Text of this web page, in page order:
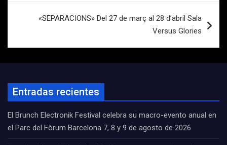
«SEPARACIONS» Del 27 de març al 28 d’abril Sala
Versus Glories
Entradas recientes
El Brunch Electronik Festival celebra su macro-evento anual en
el Parc del Fòrum Barcelona 7, 8 y 9 de agosto de 2026